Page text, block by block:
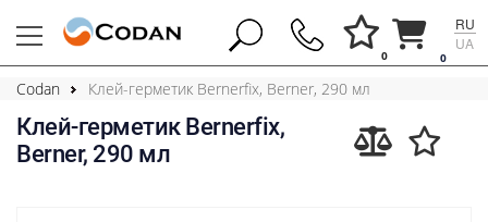
0
0
RU
UA
Codan Клей-герметик Bernerfix, Berner, 290 мл
Клей-герметик Bernerfix,
Berner, 290 мл